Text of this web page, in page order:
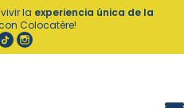
la experiencia única de la
Colocatère!